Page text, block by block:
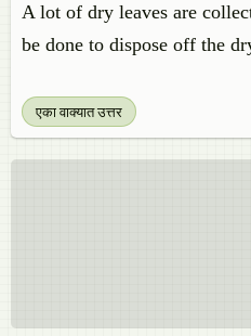
A lot of dry leaves are
be done to dispose off the
एका वाक्यात उत्तर